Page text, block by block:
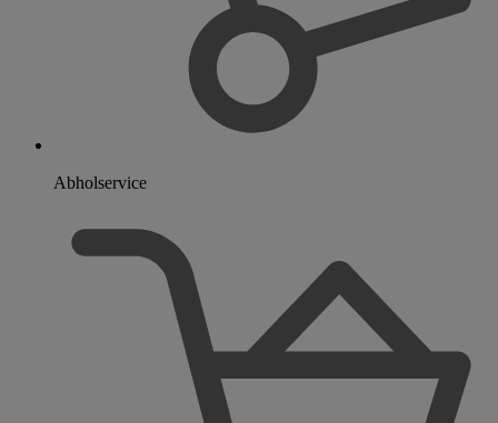
Abholservice